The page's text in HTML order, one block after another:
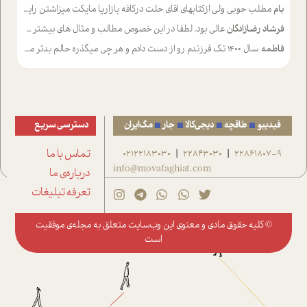
بام مطلب حوبی ولی ازکتابهای اقای حلت درکافه بازاریا مایکت میزاشتن رایگان خوب بود ولی هرکدام خلاصه شده ش تومجله از طریق سایت هم خوبه اینکه درزیر اخرصفحه گذاشته شده خب ادم خبره میره نصب میکنه میخونه ولی هرکسی گوشیش ظرفیتش نداره باتشکر
فرشاد رضازادگان عالی بود. لطفا در این خصوص مطالب و مثال های بیشتر ی ارایه دهید
فاطمه سال ۱۴۰۰ تک فرزندم رو از دست دادم و هر چی میگذره حالم بدتر میشه و دلتنگتر تنایی رو ترجیح دادم و معاشرت برام سخت شده
فیدیبو طاقچه دیجی‌کالا جار مگ‌ایران
22861807-9
|
22843030
|
02122183030
info@movafaghiat.com
دسترسی سریع
تماس با ما
درباره‌ی ما
تعرفه تبلیغات
© کلیه حقوق مادی و معنوی این وب‌سایت متعلق به مجله‌ی موفقیت
است